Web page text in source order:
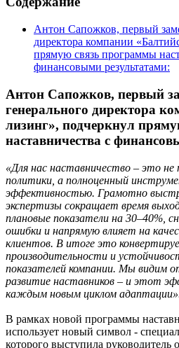
Антон Сапожков, первый
директора компании
прямую связь программы
финансовыми результатами:
Антон Сапожков, первый
генерального директора
лизинг», подчеркнул
наставничества с
«Для нас наставничество – это
политики, а полноценный
эффективностью. Грамотно
экспертизы сокращает время
плановые показатели на 30–40%,
ошибки и напрямую влияет на
клиентов. В итоге это
производительности и
показателей компании. Мы видим
развитие наставников – и этот
каждым новым циклом
В рамках новой программы
использует новый символ -
которого выступила